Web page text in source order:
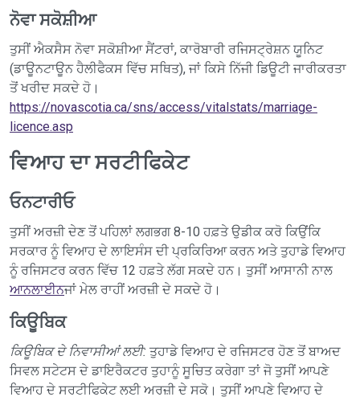
ਨੋਵਾ ਸਕੋਸ਼ੀਆ
ਤੁਸੀਂ ਐਕਸੈਸ ਨੋਵਾ ਸਕੋਸ਼ੀਆ ਸੈਂਟਰਾਂ, ਕਾਰੋਬਾਰੀ ਰਜਿਸਟ੍ਰੇਸ਼ਨ ਯੂਨਿਟ
(ਡਾਊਨਟਾਊਨ ਹੈਲੀਫੈਕਸ ਵਿੱਚ ਸਥਿਤ), ਜਾਂ ਕਿਸੇ ਨਿੱਜੀ ਡਿਊਟੀ ਜਾਰੀਕਰਤਾ
ਤੋਂ ਖਰੀਦ ਸਕਦੇ ਹੋ।
https://novascotia.ca/sns/access/vitalstats/marriage-
licence.asp
ਵਿਆਹ ਦਾ ਸਰਟੀਫਿਕੇਟ
ਓਨਟਾਰੀਓ
ਤੁਸੀਂ ਅਰਜ਼ੀ ਦੇਣ ਤੋਂ ਪਹਿਲਾਂ ਲਗਭਗ 8-10 ਹਫ਼ਤੇ ਉਡੀਕ ਕਰੋ ਕਿਉਂਕਿ
ਸਰਕਾਰ ਨੂੰ ਵਿਆਹ ਦੇ ਲਾਇਸੰਸ ਦੀ ਪ੍ਰਕਿਰਿਆ ਕਰਨ ਅਤੇ ਤੁਹਾਡੇ ਵਿਆਹ
ਨੂੰ ਰਜਿਸਟਰ ਕਰਨ ਵਿੱਚ 12 ਹਫ਼ਤੇ ਲੱਗ ਸਕਦੇ ਹਨ। ਤੁਸੀਂ ਆਸਾਨੀ ਨਾਲ
ਆਨਲਾਈਨਜਾਂ ਮੇਲ ਰਾਹੀਂ ਅਰਜ਼ੀ ਦੇ ਸਕਦੇ ਹੋ।
ਕਿਊਬਿਕ
ਕਿਊਬਿਕ ਦੇ ਨਿਵਾਸੀਆਂ ਲਈ: ਤੁਹਾਡੇ ਵਿਆਹ ਦੇ ਰਜਿਸਟਰ ਹੋਣ ਤੋਂ ਬਾਅਦ
ਸਿਵਲ ਸਟੇਟਸ ਦੇ ਡਾਇਰੈਕਟਰ ਤੁਹਾਨੂੰ ਸੂਚਿਤ ਕਰੇਗਾ ਤਾਂ ਜੋ ਤੁਸੀਂ ਆਪਣੇ
ਵਿਆਹ ਦੇ ਸਰਟੀਫਿਕੇਟ ਲਈ ਅਰਜ਼ੀ ਦੇ ਸਕੋ। ਤੁਸੀਂ ਆਪਣੇ ਵਿਆਹ ਦੇ